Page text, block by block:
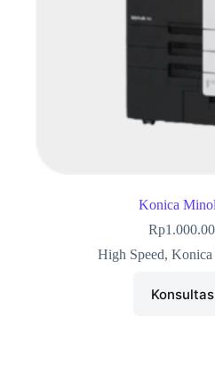
Konica
Rp
High Speed,